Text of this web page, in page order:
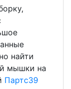
найти
мышки на
Партс39